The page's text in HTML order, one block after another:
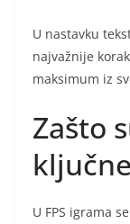
U nastavku
najvažnije
maksimum iz
Zašto
U FPS igrama